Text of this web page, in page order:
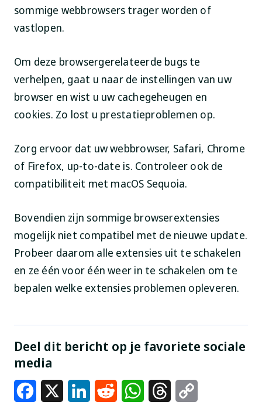
sommige webbrowsers trager worden of
vastlopen.
Om deze browsergerelateerde bugs te
verhelpen, gaat u naar de instellingen van uw
browser en wist u uw cachegeheugen en
cookies. Zo lost u prestatieproblemen op.
Zorg ervoor dat uw webbrowser, Safari, Chrome
of Firefox, up-to-date is. Controleer ook de
compatibiliteit met macOS Sequoia.
Bovendien zijn sommige browserextensies
mogelijk niet compatibel met de nieuwe update.
Probeer daarom alle extensies uit te schakelen
en ze één voor één weer in te schakelen om te
bepalen welke extensies problemen opleveren.
Deel dit bericht op je favoriete sociale
media
Facebook LinkedInReddit WhatsAppThreads